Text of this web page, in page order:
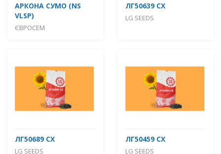
АРКОНА СУМО (NS
VLSP)
ЄВРОСЕМ
ЛГ50639 СХ
LG SEEDS
ЛГ50689 СХ
LG SEEDS
ЛГ50459 СХ
LG SEEDS